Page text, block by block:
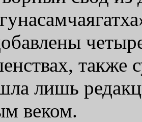
также
лишь
веком.